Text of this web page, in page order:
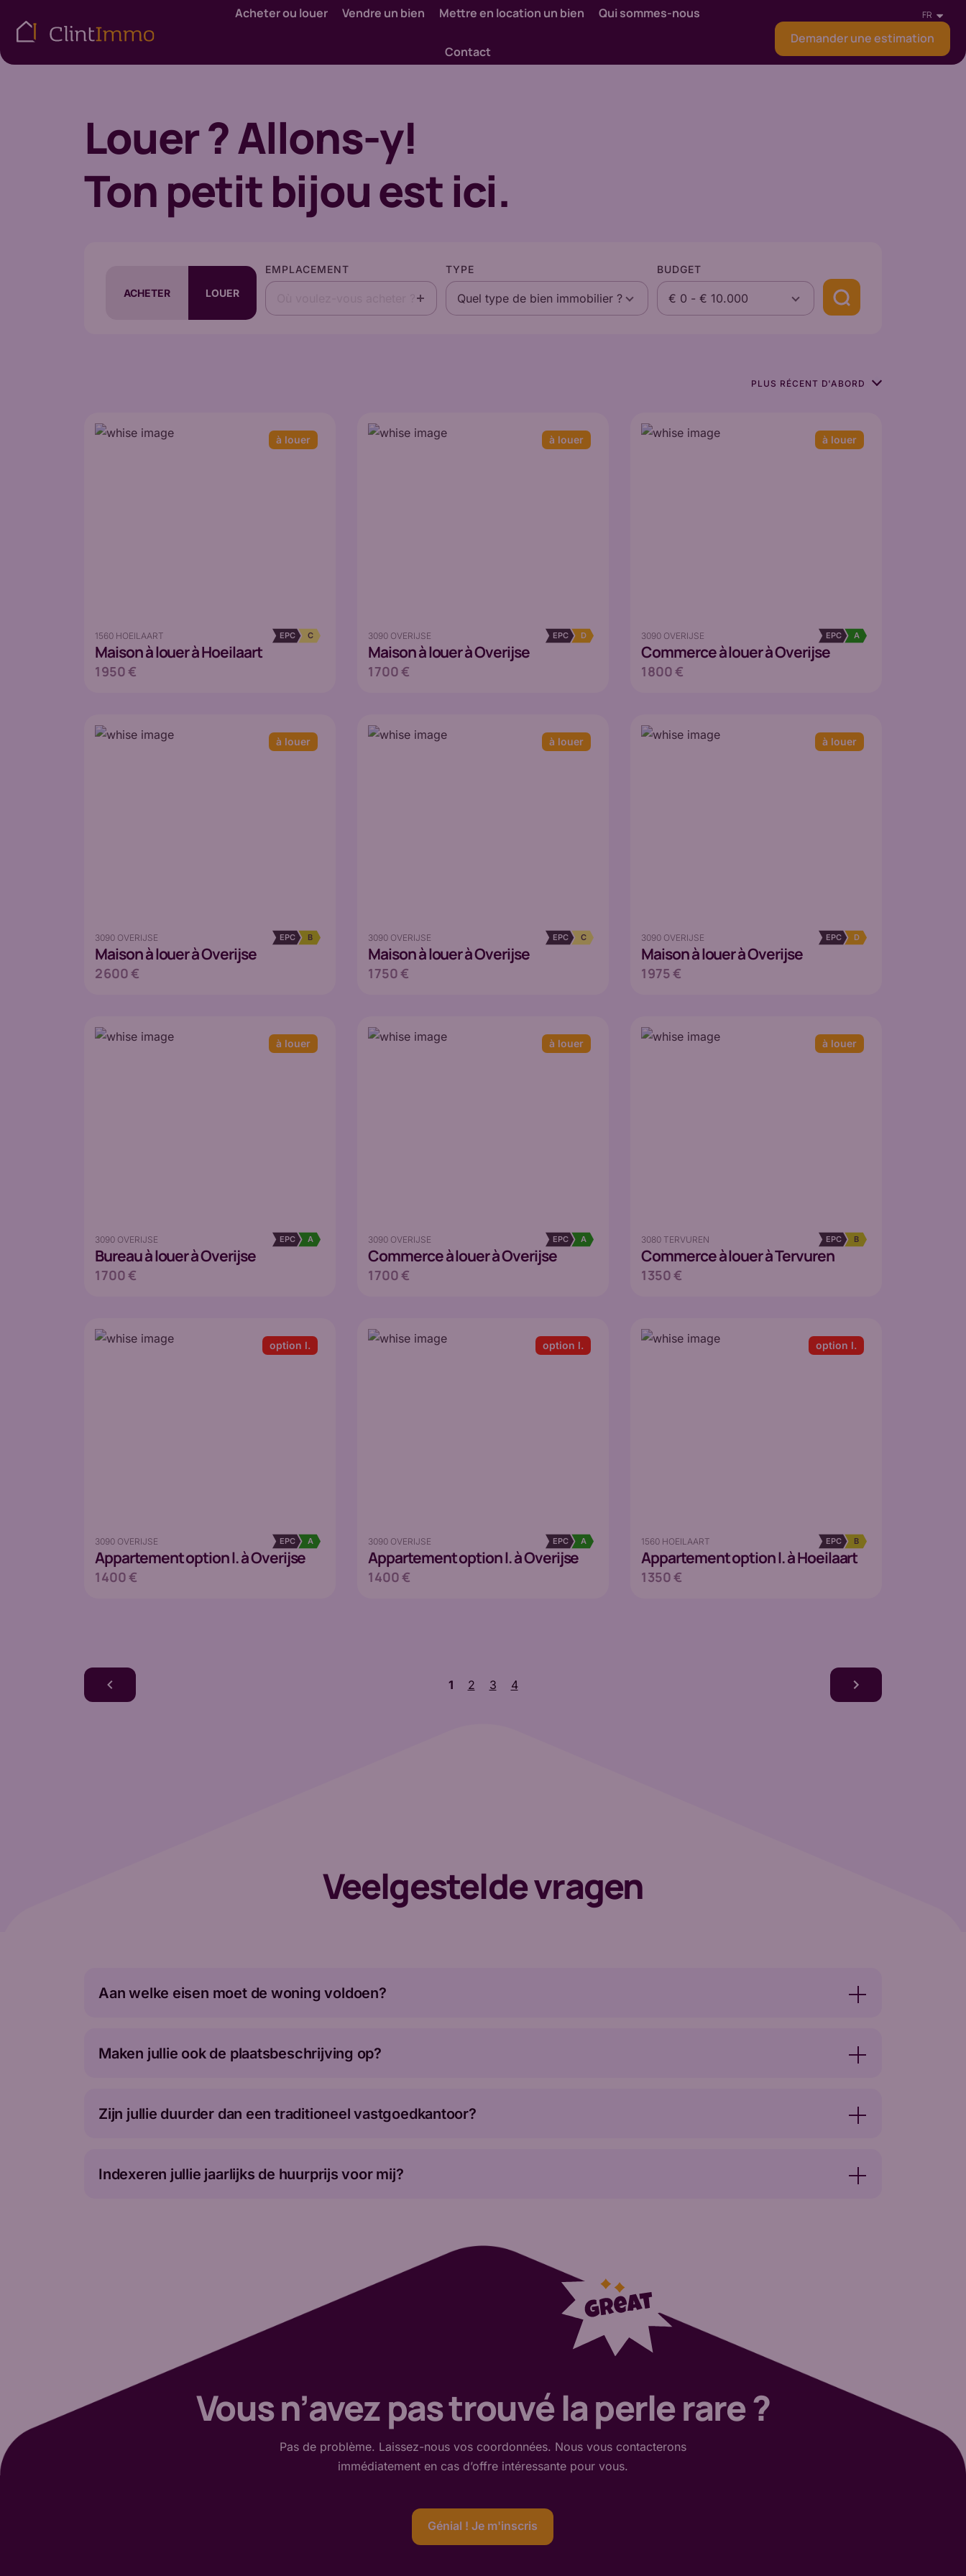
Acheter ou louer Vendre un bien Mettre en location un bien Qui sommes-nous
Contact
FR
Demander une estimation
Louer ? Allons-y!
Ton petit bijou est ici.
ACHETER LOUER
EMPLACEMENT
Quel type de bien immobilier ?
TYPE
€ 0 - € 10.000
BUDGET
1560 HOEILAART
Maisonà louer à Hoeilaart
EPC C
1 950 €
à louer
3090 OVERIJSE
Maisonà louer à Overijse
EPC D
1 700 €
à louer
3090 OVERIJSE
Commerceà louer à Overijse
EPC A
1 800 €
à louer
3090 OVERIJSE
Maisonà louer à Overijse
EPC B
2 600 €
à louer
3090 OVERIJSE
Maisonà louer à Overijse
EPC C
1 750 €
à louer
3090 OVERIJSE
Maisonà louer à Overijse
EPC D
1 975 €
à louer
3090 OVERIJSE
Bureauà louer à Overijse
EPC A
1 700 €
à louer
3090 OVERIJSE
Commerceà louer à Overijse
EPC A
1 700 €
à louer
3080 TERVUREN
Commerceà louer à Tervuren
EPC B
1 350 €
à louer
3090 OVERIJSE
Appartementoption l. à Overijse
EPC A
1 400 €
option l.
3090 OVERIJSE
Appartementoption l. à Overijse
EPC A
1 400 €
option l.
1560 HOEILAART
Appartementoption l. à Hoeilaart
EPC B
1 350 €
option l.
1 2 3 4
Veelgestelde vragen
Aan welke eisen moet de woning voldoen?
Maken jullie ook de plaatsbeschrijving op?
Zijn jullie duurder dan een traditioneel vastgoedkantoor?
Indexeren jullie jaarlijks de huurprijs voor mij?
Vous n’avez pas trouvé la perle rare ?
Pas de problème. Laissez-nous vos coordonnées. Nous vous contacterons
immédiatement en cas d’offre intéressante pour vous.
Génial ! Je m'inscris